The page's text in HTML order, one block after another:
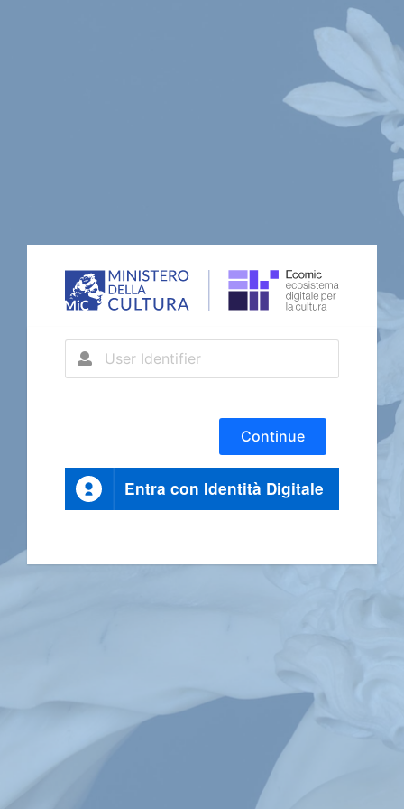
Continue
Entra con Identità Digitale